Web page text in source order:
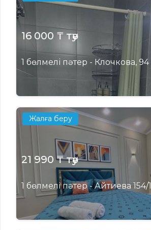
16 000 ₸ тәу
1 бөлмелі пәтер - Клочкова, 94
Жалға беру
21 990 ₸ тәу
1 бөлмелі пәтер - Айтиева 154/1